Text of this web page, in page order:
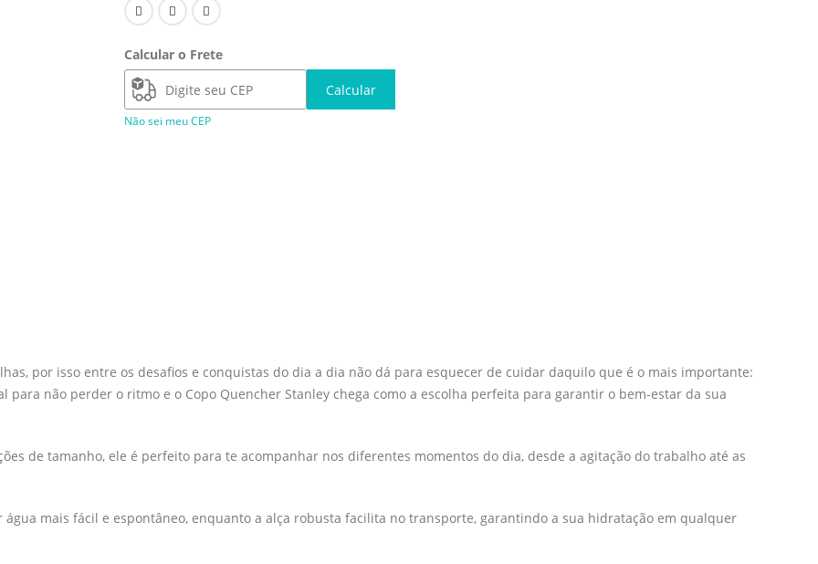
Calcular o Frete
Calcular
Não sei meu CEP
por isso entre os desafios e conquistas do dia a dia não dá para esquecer de cuidar daquilo que é o mais importante:
não perder o ritmo e o Copo Quencher Stanley chega como a escolha perfeita para garantir o bem-estar da sua
de tamanho, ele é perfeito para te acompanhar nos diferentes momentos do dia, desde a agitação do trabalho até as
mais fácil e espontâneo, enquanto a alça robusta facilita no transporte, garantindo a sua hidratação em qualquer